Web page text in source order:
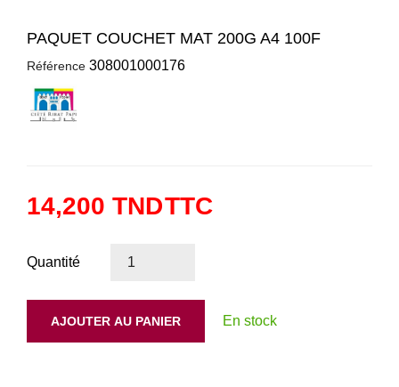
PAQUET COUCHET MAT 200G A4 100F
Référence 308001000176
14,200 TNDTTC
Quantité
AJOUTER AU PANIER En stock